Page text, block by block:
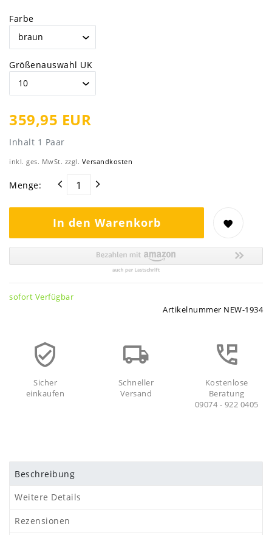
Farbe
Größenauswahl UK
359,95 EUR
Inhalt 1 Paar
inkl. ges. MwSt. zzgl. Versandkosten
Menge:
In den Warenkorb
sofort Verfügbar
Artikelnummer NEW-1934
Sicher
einkaufen
Schneller
Versand
Kostenlose
Beratung
09074 - 922 0405
Beschreibung
Weitere Details
Rezensionen